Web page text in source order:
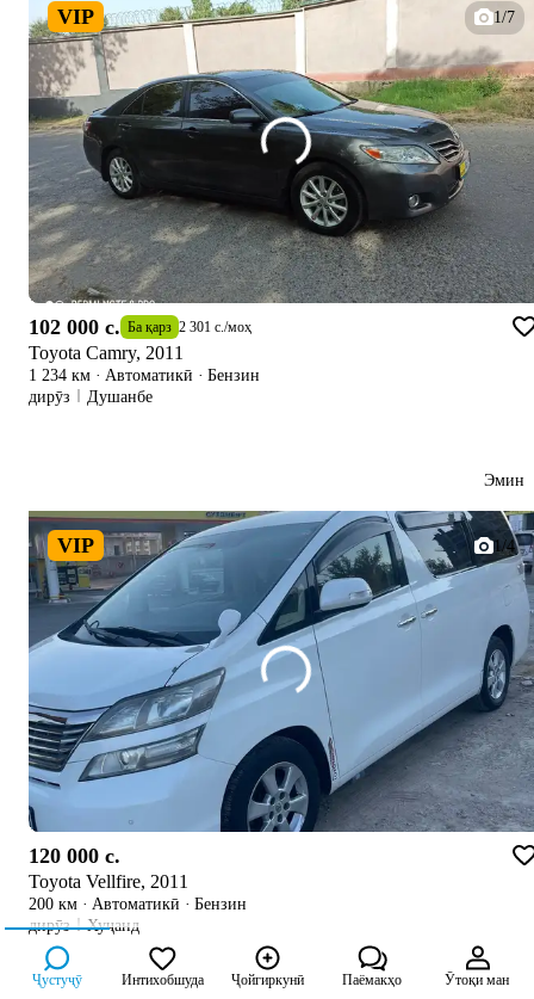
VIP 1/7
102 000 c. Ба қарз 2 301 c. /моҳ
Toyota Camry, 2011
1 234 км · Автоматикӣ · Бензин
дирӯз
Душанбе
Эмин
VIP 1/4
120 000 c.
Toyota Vellfire, 2011
200 км · Автоматикӣ · Бензин
дирӯз
Хуҷанд
Ҷустуҷӯ Интихобшуда Ҷойгиркунӣ Паёмакҳо Ӯтоқи ман